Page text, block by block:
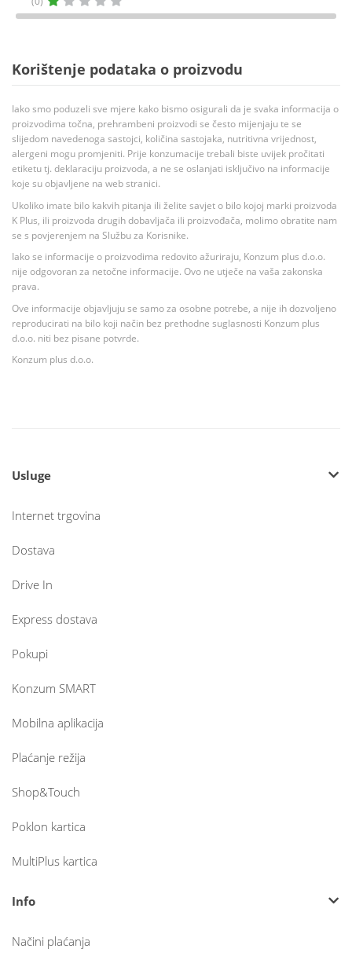
Korištenje podataka o proizvodu
Iako smo poduzeli sve mjere kako bismo osigurali da je svaka informacija o
proizvodima točna, prehrambeni proizvodi se često mijenjaju te se
slijedom navedenoga sastojci, količina sastojaka, nutritivna vrijednost,
alergeni mogu promjeniti. Prije konzumacije trebali biste uvijek pročitati
etiketu tj. deklaraciju proizvoda, a ne se oslanjati isključivo na informacije
koje su objavljene na web stranici.
Ukoliko imate bilo kakvih pitanja ili želite savjet o bilo kojoj marki proizvoda
K Plus, ili proizvoda drugih dobavljača ili proizvođača, molimo obratite nam
se s povjerenjem na Službu za Korisnike.
Iako se informacije o proizvodima redovito ažuriraju, Konzum plus d.o.o.
nije odgovoran za netočne informacije. Ovo ne utječe na vaša zakonska
prava.
Ove informacije objavljuju se samo za osobne potrebe, a nije ih dozvoljeno
reproducirati na bilo koji način bez prethodne suglasnosti Konzum plus
d.o.o. niti bez pisane potvrde.
Konzum plus d.o.o.
Usluge
Internet trgovina
Dostava
Drive In
Express dostava
Pokupi
Konzum SMART
Mobilna aplikacija
Plaćanje režija
Shop&Touch
Poklon kartica
MultiPlus kartica
Info
Načini plaćanja